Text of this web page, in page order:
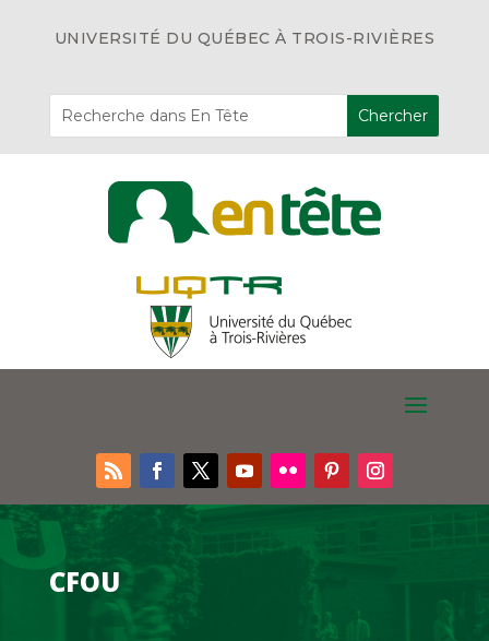
UNIVERSITÉ DU QUÉBEC À TROIS-RIVIÈRES
CFOU